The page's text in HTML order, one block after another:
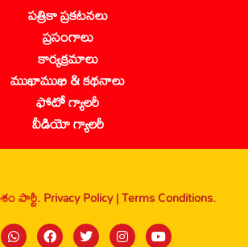
పత్రికా ప్రకటనలు
ప్రసంగాలు
కార్యక్రమాలు
ముఖాముఖి & కథనాలు
ఫోటో గ్యాలరీ
వీడియో గ్యాలరీ
పార్టీ.Privacy Policy |Terms Conditions.